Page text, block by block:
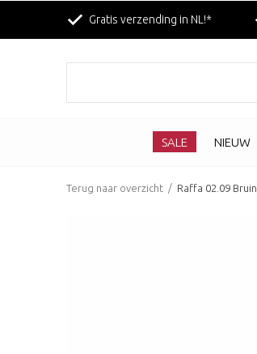
SALE NIEUW
Gratis verzending in NL!*
Terug naar overzicht Raffa 02.09 Bruin